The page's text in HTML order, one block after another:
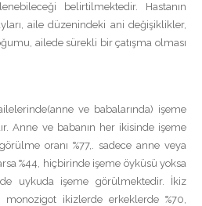
belirtilmektedir. Hastanın
aile düzenindeki ani değişiklikler,
ailede sürekli bir çatışma olması
ve babalarında) işeme
Anne ve babanın her ikisinde işeme
oranı %77,. sadece anne veya
%44, hiçbirinde işeme öyküsü yoksa
uykuda işeme görülmektedir. İkiz
monozigot ikizlerde erkeklerde %70,